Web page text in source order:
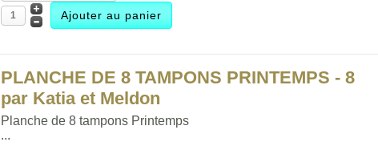
PLANCHE DE 8 TAMPONS PRINTEMPS - 8
par Katia et Meldon
Planche de 8 tampons Printemps
...